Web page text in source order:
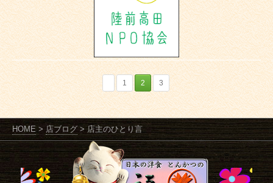
1 2 3
HOME > 店ブログ >店主のひとり言